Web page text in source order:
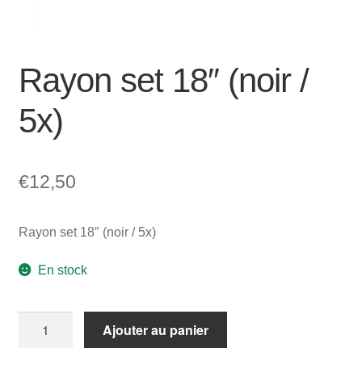
Rayon set 18″ (noir /
5x)
€12,50
Rayon set 18″ (noir / 5x)
En stock
Ajouter au panier